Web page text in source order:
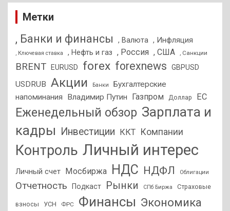
Метки
, Банки и финансы , Валюта , Инфляция
, Ключевая ставка , Нефть и газ , Россия , США , Санкции
BRENT EURUSD forex forexnews GBPUSD
USDRUB Акции Банки
Бухгалтерские
напоминания
Владимир Путин Газпром Доллар ЕС
Еженедельный обзор Зарплата и
кадры
Инвестиции ККТ Компании
Контроль Личный интерес
Личный счет Мосбиржа НДС НДФЛ Облигации
Отчетность Подкаст Рынки СПб Биржа Страховые
взносы УСН ФРС Финансы Экономика